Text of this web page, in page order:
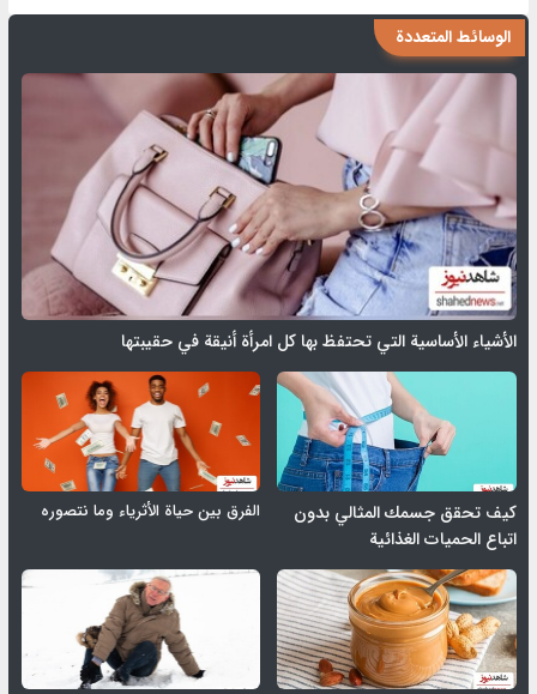
الوسائط المتعددة
الأشياء الأساسية التي تحتفظ بها كل امرأة أنيقة في حقيبتها
كيف تحقق جسمك المثالي بدون
اتباع الحميات الغذائية
الفرق بين حياة الأثرياء وما نتصوره